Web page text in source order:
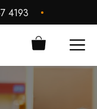
4193 •